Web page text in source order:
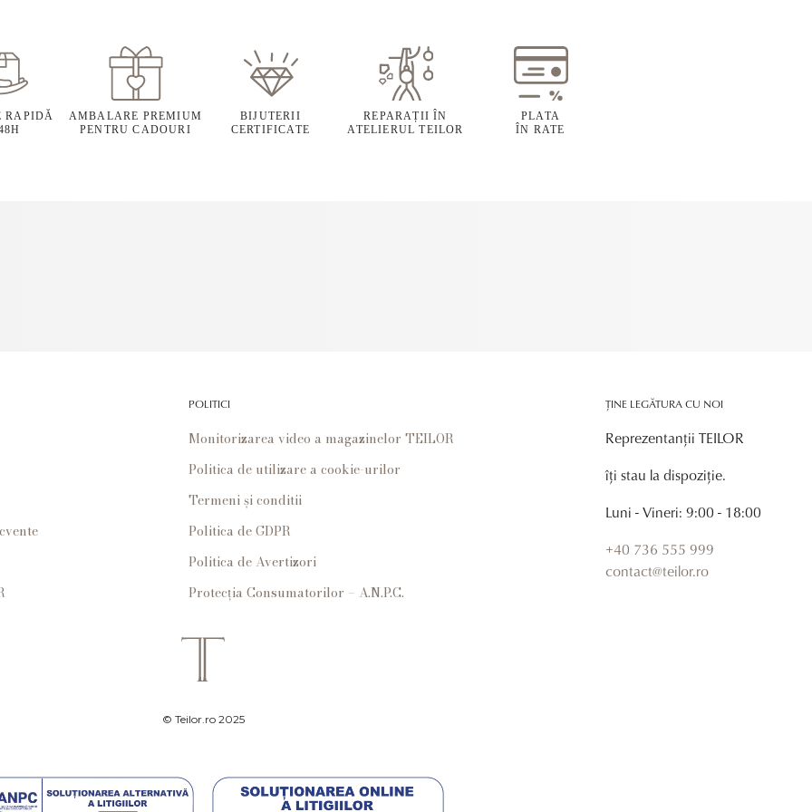
RAPIDĂ
AMBALARE PREMIUM
PENTRU CADOURI
BIJUTERII
CERTIFICATE
REPARAȚII ÎN
ATELIERUL TEILOR
PLATA
ÎN RATE
POLITICI
Monitorizarea video a magazinelor TEILOR
Politica de utilizare a cookie-urilor
Termeni și conditii
Politica de GDPR
Politica de Avertizori
Protecția Consumatorilor – A.N.P.C.
ȚINE LEGĂTURA CU NOI
Reprezentanții TEILOR
îți stau la dispoziție.
Luni - Vineri: 9:00 - 18:00
+40 736 555 999
contact@teilor.ro
© Teilor.ro 2025